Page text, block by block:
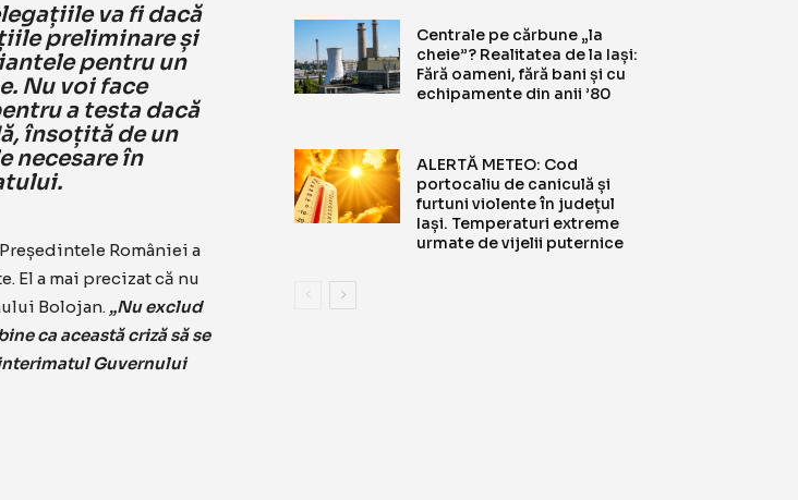
va fi dacă
preliminare și
pentru un
Nu voi face
a testa dacă
însoțită de un
necesare în
României a
El a mai precizat că nu
Bolojan. „Nu exclud
ca această criză să se
Guvernului
Centrale pe cărbune „la
cheie”? Realitatea de la Iași:
Fără oameni, fără bani și cu
echipamente din anii ’80
ALERTĂ METEO: Cod
portocaliu de caniculă și
furtuni violente în județul
Iași. Temperaturi extreme
urmate de vijelii puternice